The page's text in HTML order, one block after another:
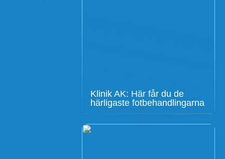
Klinik AK: Här får du de
härligaste fotbehandlingarna